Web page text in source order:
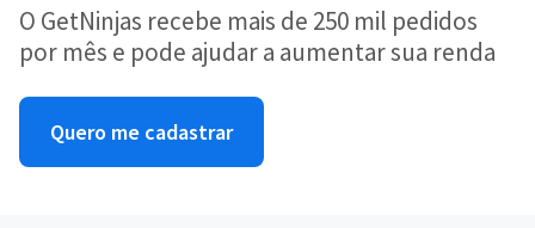
O GetNinjas recebe mais de 250 mil pedidos
por mês e pode ajudar a aumentar sua renda
Quero me cadastrar